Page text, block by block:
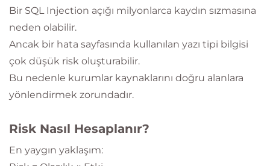
Bir SQL Injection açığı milyonlarca kaydın sızmasına
neden olabilir.
Ancak bir hata sayfasında kullanılan yazı tipi bilgisi
çok düşük risk oluşturabilir.
Bu nedenle kurumlar kaynaklarını doğru alanlara
yönlendirmek zorundadır.
Risk Nasıl Hesaplanır?
En yaygın yaklaşım: